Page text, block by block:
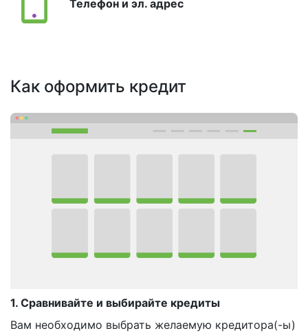
Телефон и эл. адрес
Как оформить кредит
1. Сравнивайте и выбирайте кредиты
Вам необходимо выбрать желаемую кредитора(-ы)